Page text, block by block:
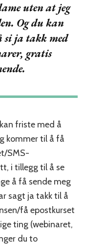
uten at jeg
Og du kan
si ja takk med
gratis
friste med å
kommer til å få
SMS-
i tillegg til å se
å få sende meg
sagt ja takk til å
få epostkurset
ting (webinaret,
du to